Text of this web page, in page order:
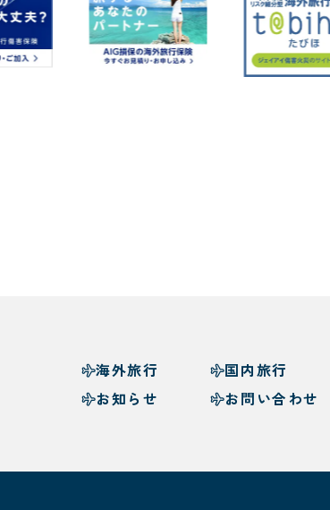
海外旅行 国内旅行
お知らせ
お問い合わせ